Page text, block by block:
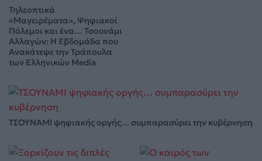
Τηλεοπτικά
«Μαγειρέματα», Ψηφιακοί
Πόλεμοι και ένα… Τσουνάμι
Αλλαγών: Η Εβδομάδα που
Ανακάτεψε την Τράπουλα
των Ελληνικών Media
ΤΣΟΥΝΑΜΙ ψηφιακής οργής… συμπαρασύρει την κυβέρνηση